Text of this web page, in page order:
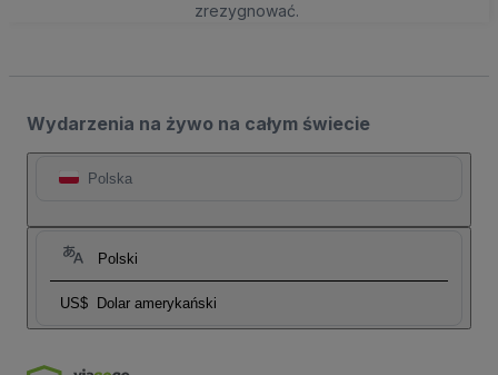
zrezygnować.
Wydarzenia na żywo na całym świecie
Polska
Polski
US$ Dolar amerykański